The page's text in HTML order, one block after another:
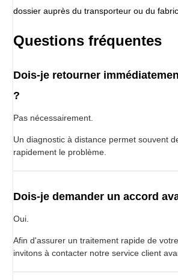
dossier auprès du transporteur ou du
Questions fréquentes
Dois-je retourner
?
Pas nécessairement.
Un diagnostic à distance permet souvent
rapidement le problème.
Dois-je demander un accord
Oui.
Afin d'assurer un traitement rapide de
invitons à contacter notre service client